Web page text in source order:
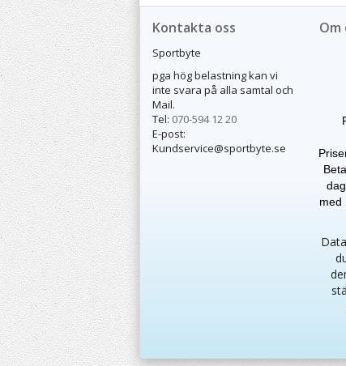
Kontakta oss
Sportbyte
pga hög belastning kan vi
inte svara på alla samtal och
Mail.
Tel: 070-594 12 20
E-post:
Kundservice@sportbyte.se
Om
med